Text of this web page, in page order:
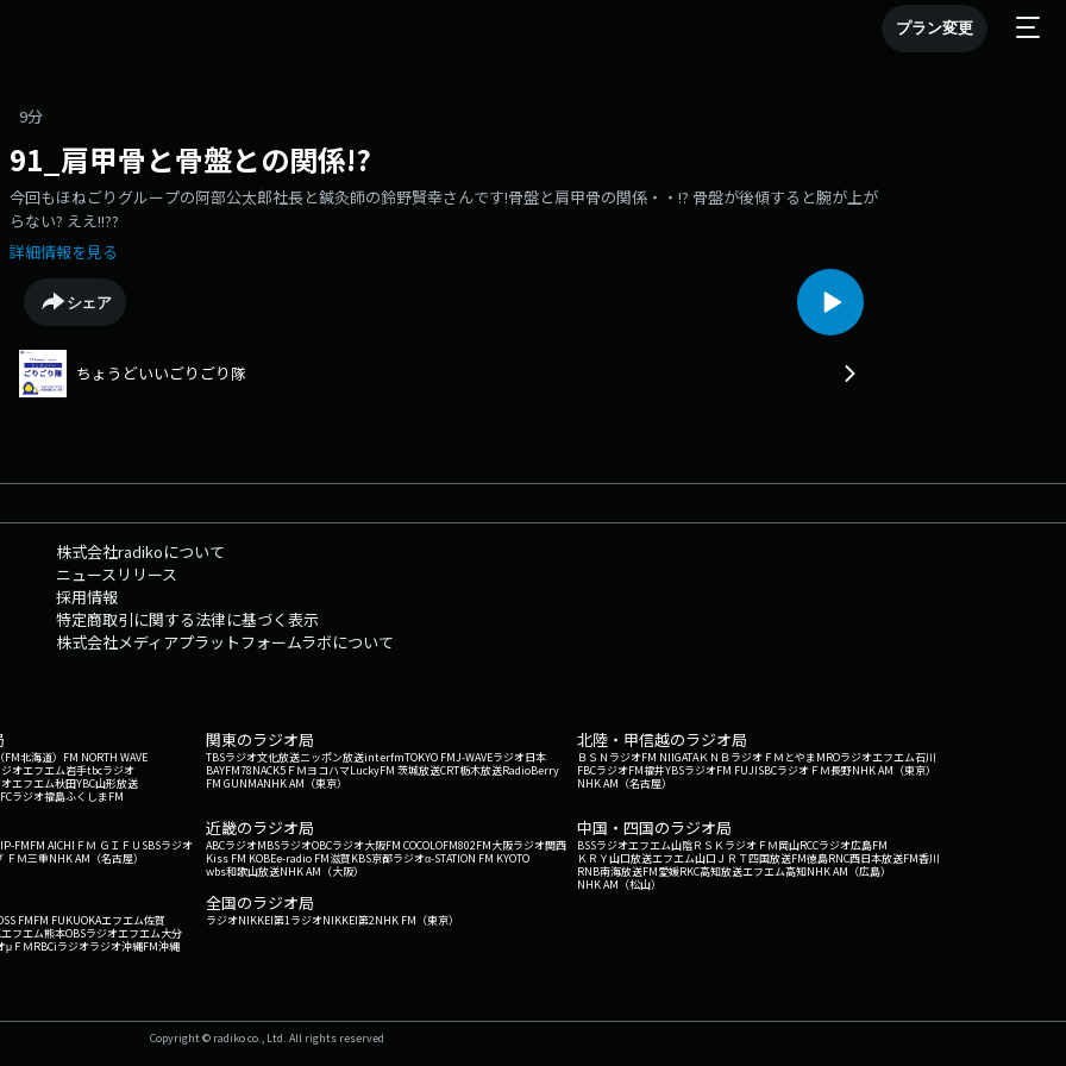
プラン変更
9分
91_肩甲骨と骨盤との関係!?
今回もほねごりグループの阿部公太郎社長と鍼灸師の鈴野賢幸さんです!骨盤と肩甲骨の関係・・!? 骨盤が後傾すると腕が上が
らない? ええ!!??
詳細情報を見る
シェア
ちょうどいいごりごり隊
株式会社radikoについて
ニュースリリース
採用情報
特定商取引に関する法律に基づく表示
株式会社メディアプラットフォームラボについて
北海道） FM NORTH WAVE
オエフエム岩手tbcラジオ
エフエム秋田YBC山形放送
ラジオ福島ふくしまFM
関東のラジオ局
TBSラジオ文化放送ニッポン放送interfmTOKYO FMJ-WAVEラジオ日本
BAYFM78NACK5 ＦＭヨコハマLuckyFM 茨城放送CRT栃木放送RadioBerry
FM GUNMANHK AM（東京）
北陸・甲信越のラジオ局
ＢＳＮラジオFM NIIGATAＫＮＢラジオ ＦＭとやまMROラジオエフエム石川
FBCラジオFM福井YBSラジオFM FUJISBCラジオ ＦＭ長野NHK AM（東京）
NHK AM（名古屋）
FMFM AICHI ＦＭ ＧＩＦＵ SBSラジオ
ＦＭ三重NHK AM（名古屋）
近畿のラジオ局
ABCラジオMBSラジオOBCラジオ大阪FM COCOLOFM802FM大阪ラジオ関西
Kiss FM KOBEe-radio FM滋賀KBS京都ラジオα-STATION FM KYOTO
wbs和歌山放送NHK AM（大阪）
中国・四国のラジオ局
BSSラジオエフエム山陰ＲＳＫラジオ ＦＭ岡山RCCラジオ広島FM
ＫＲＹ山口放送エフエム山口 ＪＲＴ四国放送FM徳島RNC西日本放送FM香川
RNB南海放送FM愛媛RKC高知放送エフエム高知NHK AM（広島）
NHK AM（松山）
FMFM FUKUOKAエフエム佐賀
フエム熊本OBSラジオエフエム大分
μＦＭRBCiラジオラジオ沖縄FM沖縄
全国のラジオ局
ラジオNIKKEI第1ラジオNIKKEI第2NHK FM（東京）
Copyright © radiko co., Ltd. All rights reserved